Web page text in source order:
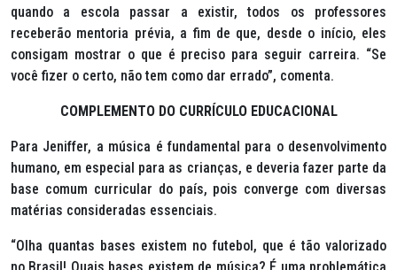
quando a escola passar a existir, todos os professores
receberão mentoria prévia, a fim de que, desde o início, eles
consigam mostrar o que é preciso para seguir carreira. “Se
você fizer o certo, não tem como dar errado”, comenta.
COMPLEMENTO DO CURRÍCULO EDUCACIONAL
Para Jeniffer, a música é fundamental para o desenvolvimento
humano, em especial para as crianças, e deveria fazer parte da
base comum curricular do país, pois converge com diversas
matérias consideradas essenciais.
“Olha quantas bases existem no futebol, que é tão valorizado